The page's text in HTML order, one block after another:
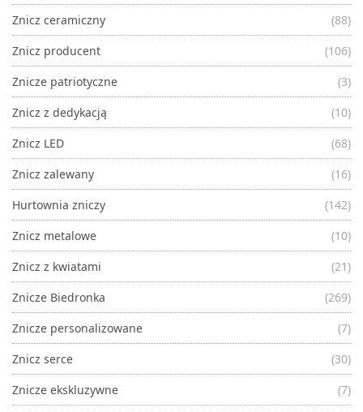
Znicz ceramiczny
(88)
Znicz producent
(106)
Znicze patriotyczne
(3)
Znicz z dedykacją
(10)
Znicz LED
(68)
Znicz zalewany
(16)
Hurtownia zniczy
(142)
Znicz metalowe
(10)
Znicz z kwiatami
(21)
Znicze Biedronka
(269)
Znicze personalizowane
(7)
Znicz serce
(30)
Znicze ekskluzywne
(7)